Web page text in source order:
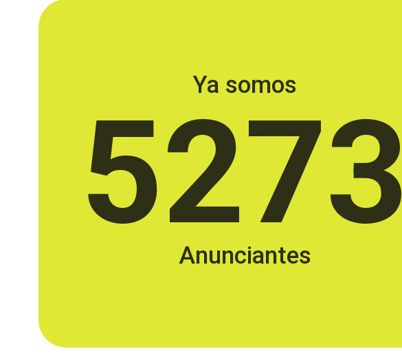
Ya somos
5273
Anunciantes